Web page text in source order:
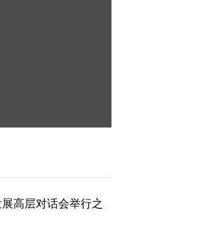
高层对话会举行之